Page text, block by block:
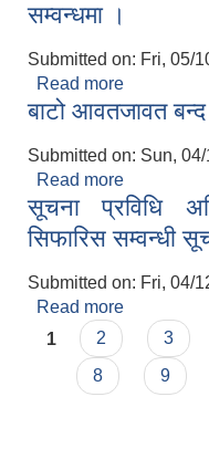
सम्वन्धमा ।
Submitted on: Fri, 05/
Read more
सम्वन्धमा ।
बाटो आवतजावत
Submitted on: Sun,
Read more
सूचना प्रविधि
सिफारिस सम्वन्धी
Submitted on: Fri, 04/
Read more
सिफारिस
Pages
1 2 3
8
9